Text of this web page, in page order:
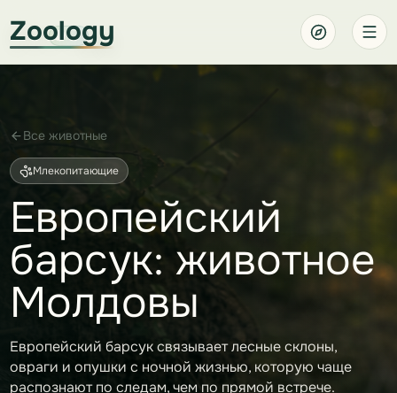
Zoology
Все животные
Млекопитающие
Европейский
барсук: животное
Молдовы
Европейский барсук связывает лесные склоны,
овраги и опушки с ночной жизнью, которую чаще
распознают по следам, чем по прямой встрече.